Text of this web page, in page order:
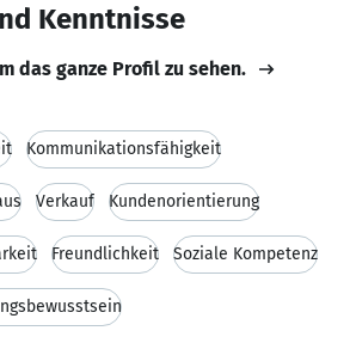
Kenntnisse
das ganze Profil zu sehen.
Kommunikationsfähigkeit
Verkauf Kundenorientierung
Freundlichkeit Soziale Kompetenz